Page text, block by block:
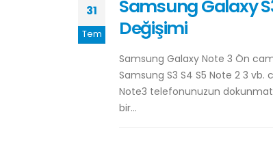
31
Tem
Samsung Galaxy
Değişimi
Samsung Galaxy Note 3 Ön
Samsung S3 S4 S5 Note 2 3 vb.
Note3 telefonunuzun
bir...